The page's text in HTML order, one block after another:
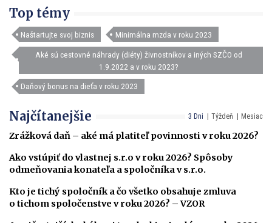
Top témy
Naštartujte svoj biznis Minimálna mzda v roku 2023
Aké sú cestovné náhrady (diéty) živnostníkov a iných SZČO od
1.9.2022 a v roku 2023?
Daňový bonus na dieťa v roku 2023
3 Dni Týždeň Mesiac
Najčítanejšie
Zrážková daň – aké má platiteľ povinnosti v roku 2026?
Ako vstúpiť do vlastnej s.r.o v roku 2026? Spôsoby
odmeňovania konateľa a spoločníka v s.r.o.
Kto je tichý spoločník a čo všetko obsahuje zmluva
o tichom spoločenstve v roku 2026? – VZOR